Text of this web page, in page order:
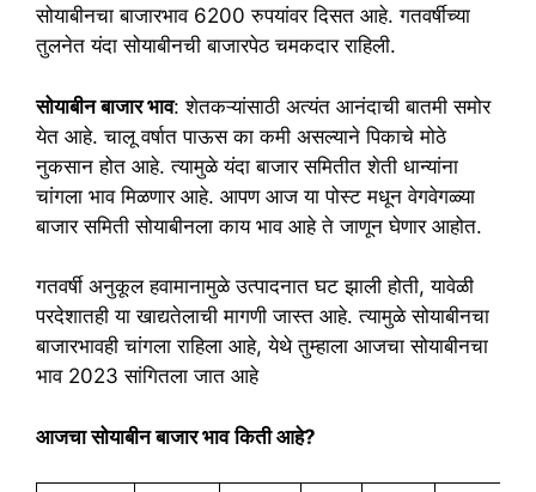
सोयाबीनचा बाजारभाव 6200 रुपयांवर दिसत आहे. गतवर्षीच्या
तुलनेत यंदा सोयाबीनची बाजारपेठ चमकदार राहिली.
सोयाबीन बाजार भाव: शेतकऱ्यांसाठी अत्यंत आनंदाची बातमी समोर
येत आहे. चालू वर्षात पाऊस का कमी असल्याने पिकाचे मोठे
नुकसान होत आहे. त्यामुळे यंदा बाजार समितीत शेती धान्यांना
चांगला भाव मिळणार आहे. आपण आज या पोस्ट मधून वेगवेगळ्या
बाजार समिती सोयाबीनला काय भाव आहे ते जाणून घेणार आहोत.
गतवर्षी अनुकूल हवामानामुळे उत्पादनात घट झाली होती, यावेळी
परदेशातही या खाद्यतेलाची मागणी जास्त आहे. त्यामुळे सोयाबीनचा
बाजारभावही चांगला राहिला आहे, येथे तुम्हाला आजचा सोयाबीनचा
भाव 2023 सांगितला जात आहे
आजचा सोयाबीन बाजार भाव किती आहे?